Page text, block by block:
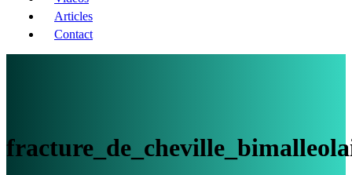
Articles
Contact